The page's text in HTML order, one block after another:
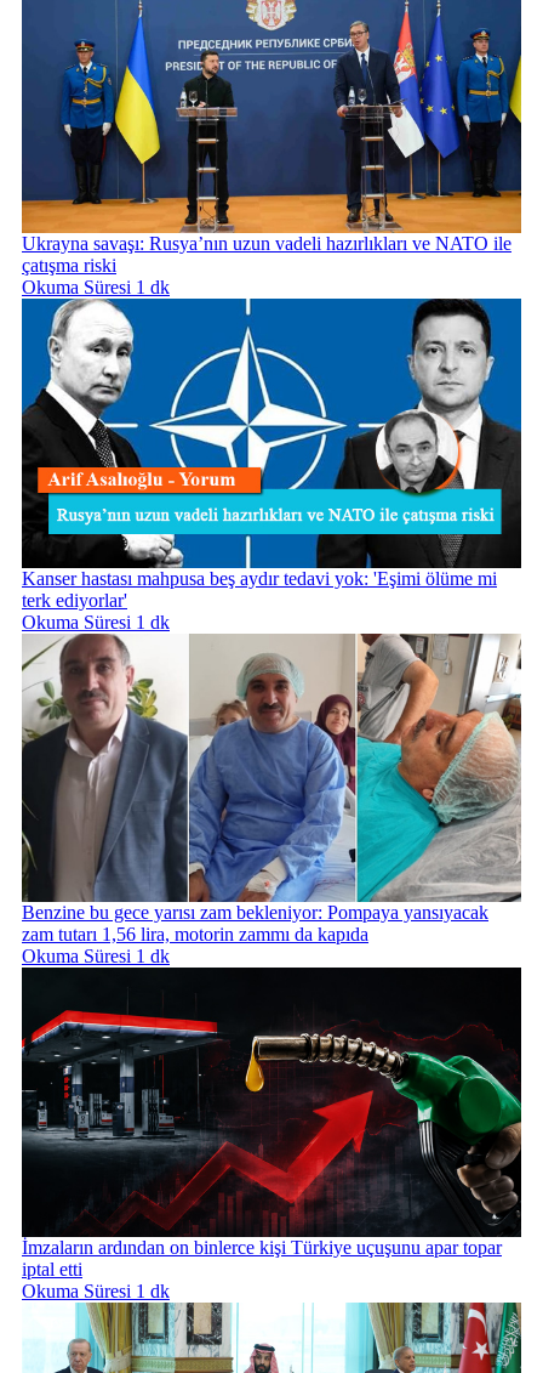
Ukrayna savaşı: Rusya’nın uzun vadeli hazırlıkları ve NATO ile
çatışma riski
Okuma Süresi 1 dk
Kanser hastası mahpusa beş aydır tedavi yok: 'Eşimi ölüme mi
terk ediyorlar'
Okuma Süresi 1 dk
Benzine bu gece yarısı zam bekleniyor: Pompaya yansıyacak
zam tutarı 1,56 lira, motorin zammı da kapıda
Okuma Süresi 1 dk
İmzaların ardından on binlerce kişi Türkiye uçuşunu apar topar
iptal etti
Okuma Süresi 1 dk